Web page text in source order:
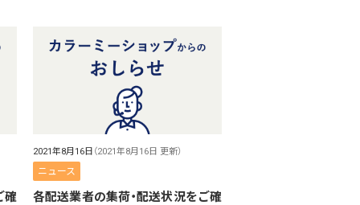
確
2021年8月16日 （2021年8月16日 更新）
ニュース
各配送業者の集荷・配送状況をご確